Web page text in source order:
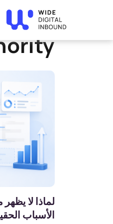
Topical Authority
لماذا لا
الأسباب